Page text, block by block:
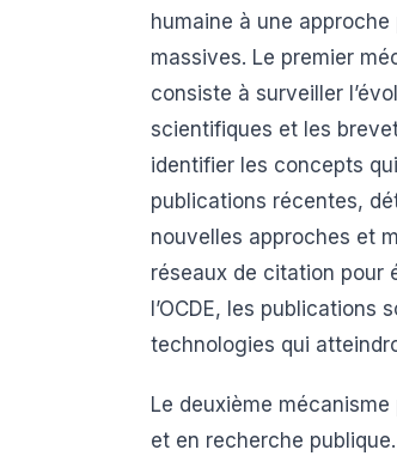
humaine à une
massives. Le premier
consiste à surveiller
scientifiques et les
identifier les concepts
publications récentes,
nouvelles approches et
réseaux de citation pour
l’OCDE, les
technologies qui
Le deuxième
et en recherche